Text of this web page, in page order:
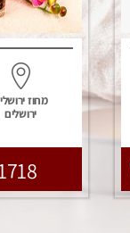
מחוז
ירושלים